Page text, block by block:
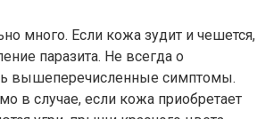
много. Если кожа зудит и чешется,
паразита. Не всегда о
вышеперечисленные симптомы.
в случае, если кожа приобретает